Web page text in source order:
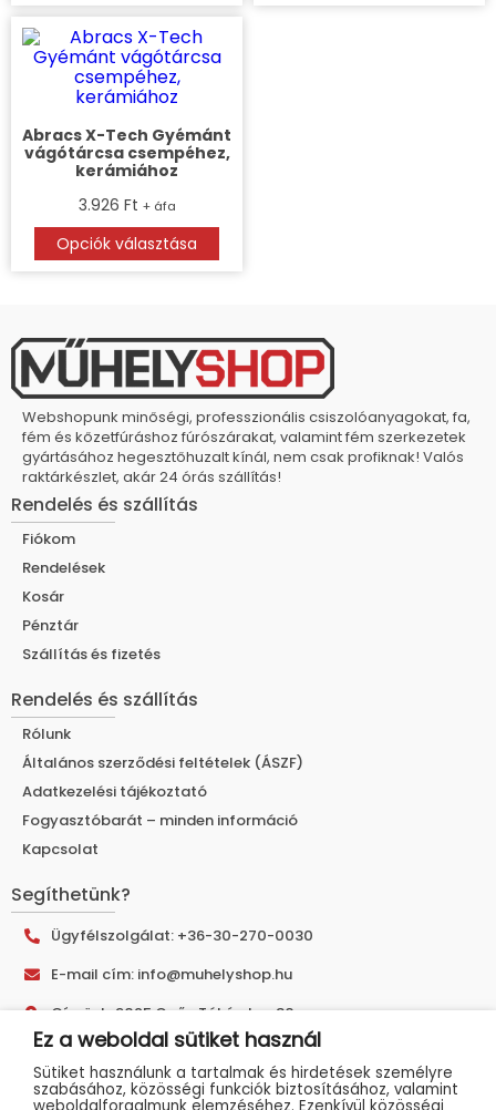
Abracs X-Tech Gyémánt
vágótárcsa csempéhez,
kerámiához
3.926 Ft + áfa
Opciók választása
Webshopunk minőségi, professzionális csiszolóanyagokat, fa,
fém és kőzetfúráshoz fúrószárakat, valamint fém szerkezetek
gyártásához hegesztőhuzalt kínál, nem csak profiknak! Valós
raktárkészlet, akár 24 órás szállítás!
Rendelés és szállítás
Fiókom
Rendelések
Kosár
Pénztár
Szállítás és fizetés
Rendelés és szállítás
Rólunk
Általános szerződési feltételek (ÁSZF)
Adatkezelési tájékoztató
Fogyasztóbarát – minden információ
Kapcsolat
Segíthetünk?
Ügyfélszolgálat: +36-30-270-0030
E-mail cím: info@muhelyshop.hu
Címünk: 9025 Győr, Tákó utca 30.
Ez a weboldal sütiket használ
Sütiket használunk a tartalmak és hirdetések személyre
szabásához, közösségi funkciók biztosításához, valamint